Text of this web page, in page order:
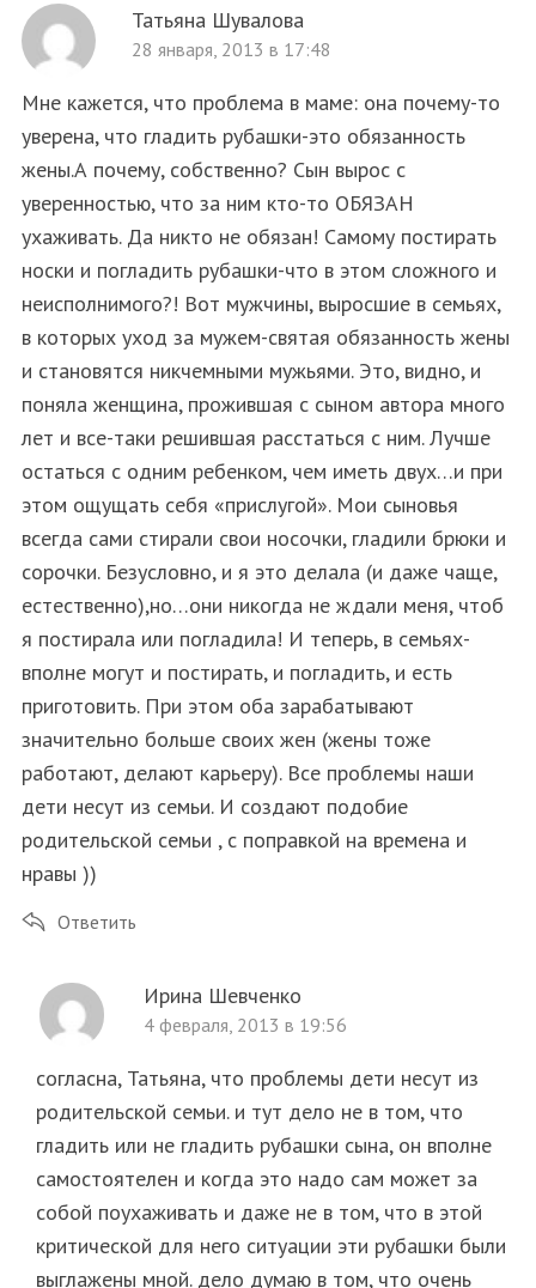
Татьяна Шувалова
28 января, 2013 в 17:48
Мне кажется, что проблема в маме: она почему-то
уверена, что гладить рубашки-это обязанность
жены.А почему, собственно? Сын вырос с
уверенностью, что за ним кто-то ОБЯЗАН
ухаживать. Да никто не обязан! Самому постирать
носки и погладить рубашки-что в этом сложного и
неисполнимого?! Вот мужчины, выросшие в семьях,
в которых уход за мужем-святая обязанность жены
и становятся никчемными мужьями. Это, видно, и
поняла женщина, прожившая с сыном автора много
лет и все-таки решившая расстаться с ним. Лучше
остаться с одним ребенком, чем иметь двух…и при
этом ощущать себя «прислугой». Мои сыновья
всегда сами стирали свои носочки, гладили брюки и
сорочки. Безусловно, и я это делала (и даже чаще,
естественно),но…они никогда не ждали меня, чтоб
я постирала или погладила! И теперь, в семьях-
вполне могут и постирать, и погладить, и есть
приготовить. При этом оба зарабатывают
значительно больше своих жен (жены тоже
работают, делают карьеру). Все проблемы наши
дети несут из семьи. И создают подобие
родительской семьи , с поправкой на времена и
нравы ))
Ответить
Ирина Шевченко
4 февраля, 2013 в 19:56
согласна, Татьяна, что проблемы дети несут из
родительской семьи. и тут дело не в том, что
гладить или не гладить рубашки сына, он вполне
самостоятелен и когда это надо сам может за
собой поухаживать и даже не в том, что в этой
критической для него ситуации эти рубашки были
выглажены мной. дело думаю в том, что очень